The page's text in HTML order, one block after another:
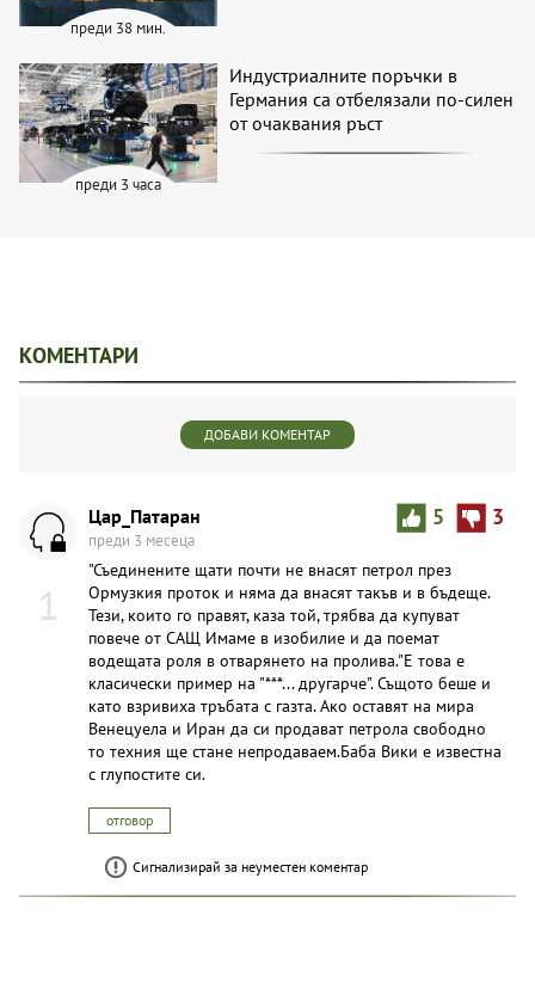
преди 38 мин.
преди 3 часа
Индустриалните поръчки в
Германия са отбелязали по-силен
от очаквания ръст
КОМЕНТАРИ
ДОБАВИ КОМЕНТАР
1
5 3
Цар_Патаран
преди 3 месеца
"Съединените щати почти не внасят петрол през
Ормузкия проток и няма да внасят такъв и в бъдеще.
Тези, които го правят, каза той, трябва да купуват
повече от САЩ Имаме в изобилие и да поемат
водещата роля в отварянето на пролива."Е това е
класически пример на "***... другарче". Същото беше и
като взривиха тръбата с газта. Ако оставят на мира
Венецуела и Иран да си продават петрола свободно
то техния ще стане непродаваем.Баба Вики е известна
с глупостите си.
отговор
Сигнализирай за неуместен коментар